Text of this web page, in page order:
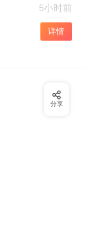
5小时前
详情
分享